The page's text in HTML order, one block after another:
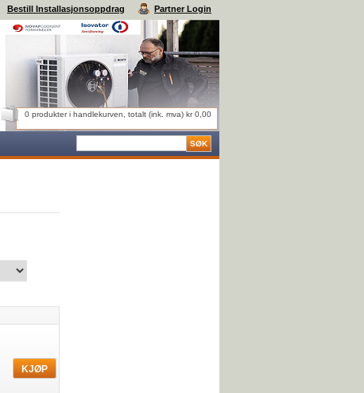
Bestill Installasjonsoppdrag Partner Login
0 produkter i handlekurven, totalt (ink. mva) kr 0,00